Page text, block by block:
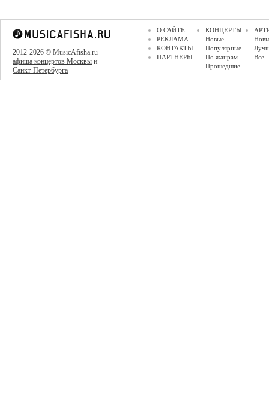
2012-2026 © MusicAfisha.ru -
афиша концертов Москвы и
Санкт-Петербурга
О САЙТЕ
РЕКЛАМА
КОНТАКТЫ
ПАРТНЕРЫ
КОНЦЕРТЫ
Новые
Популярные
По жанрам
Прошедшие
Все